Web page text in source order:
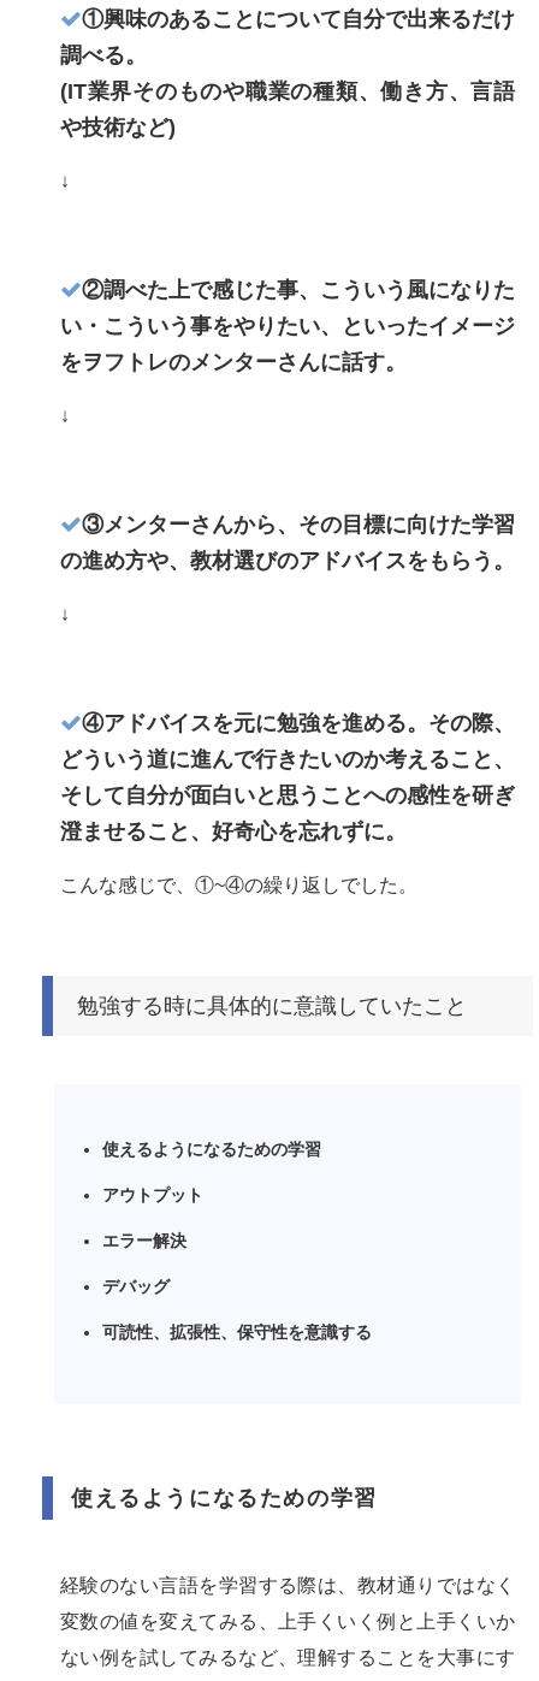
①興味のあることについて自分で出来るだけ
調べる。
(IT業界そのものや職業の種類、働き方、言語
や技術など)
↓
②調べた上で感じた事、こういう風になりた
い・こういう事をやりたい、といったイメージ
をヲフトレのメンターさんに話す。
↓
③メンターさんから、その目標に向けた学習
の進め方や、教材選びのアドバイスをもらう。
↓
④アドバイスを元に勉強を進める。その際、
どういう道に進んで行きたいのか考えること、
そして自分が面白いと思うことへの感性を研ぎ
澄ませること、好奇心を忘れずに。
こんな感じで、①~④の繰り返しでした。
勉強する時に具体的に意識していたこと
使えるようになるための学習
アウトプット
エラー解決
デバッグ
可読性、拡張性、保守性を意識する
使えるようになるための学習
経験のない言語を学習する際は、教材通りではなく
変数の値を変えてみる、上手くいく例と上手くいか
ない例を試してみるなど、理解することを大事にす